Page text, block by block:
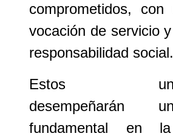
comprometidos, con
vocación de servicio
responsabilidad social.
Estos
desempeñarán
fundamental en